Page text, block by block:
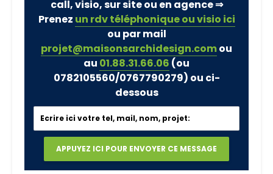
call, visio, sur site ou en agence ⇒
Prenez un rdv téléphonique ou visio ici
ou par mail
projet@maisonsarchidesign.comou
au 01.88.31.66.06 (ou
0782105560/0767790279) ou ci-
dessous